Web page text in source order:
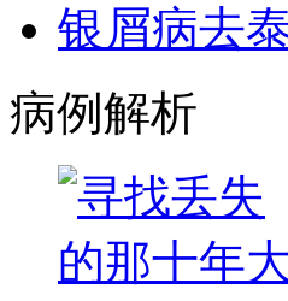
银屑病去
病例解析